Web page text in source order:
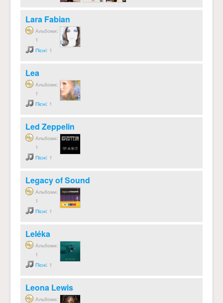
Lara Fabian
Альбоми:
1
Пісні: 1
Lea
Альбоми:
1
Пісні: 1
Led Zeppelin
Альбоми:
1
Пісні: 1
Legacy of Sound
Альбоми:
1
Пісні: 1
Leléka
Альбоми:
1
Пісні: 1
Leona Lewis
Альбоми: